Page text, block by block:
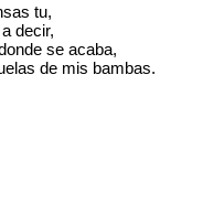
tu,
decir,
se acaba,
de mis bambas.